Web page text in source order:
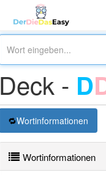
Deck - D
Wortinformationen
Wortinformationen